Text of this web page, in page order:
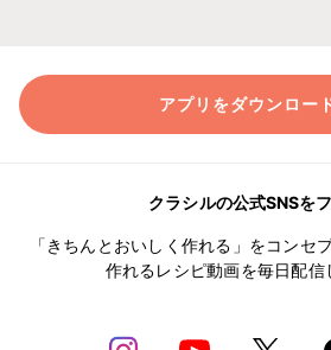
アプリをダウンロー
クラシルの公式SNSを
「きちんとおいしく作れる」をコンセ
作れるレシピ動画を毎日配信